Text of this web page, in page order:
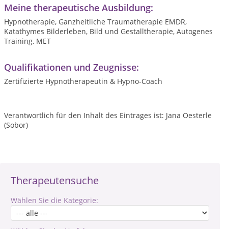
Therapeutensuche
Wählen Sie die Kategorie:
Meine therapeutische Ausbildung:
Hypnotherapie, Ganzheitliche Traumatherapie EMDR,
Katathymes Bilderleben, Bild und Gestalltherapie, Autogenes
Training, MET
Qualifikationen und Zeugnisse:
Zertifizierte Hypnotherapeutin & Hypno-Coach
Verantwortlich für den Inhalt des Eintrages ist: Jana Oesterle
(Sobor)